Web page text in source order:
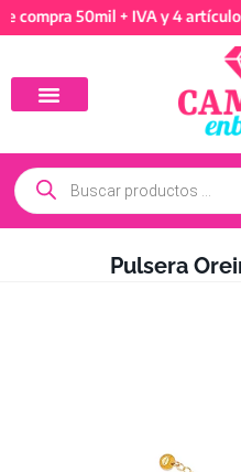
compra 50mil + IVA y 4
Pulsera